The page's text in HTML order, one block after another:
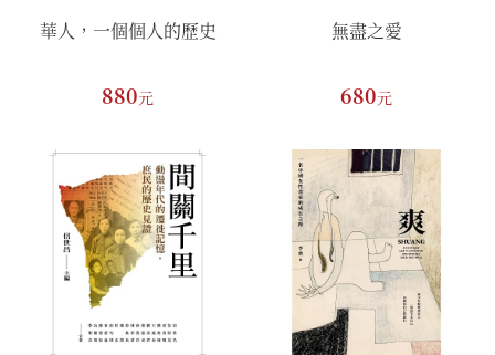
華人，一個個人的歷史
880元
無盡之愛
680元